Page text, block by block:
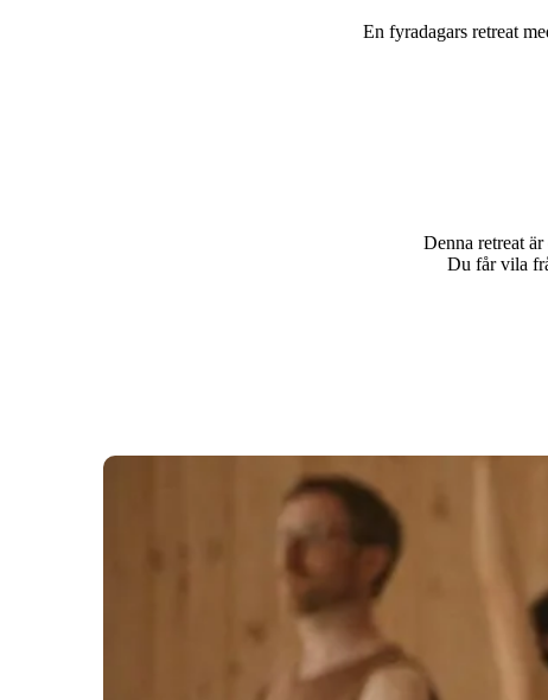
En fyradagars retreat
Denna retreat
Du får vila